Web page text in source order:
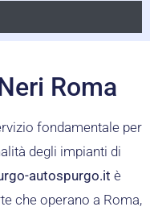
Roma
fondamentale per
degli impianti di
autospurgo.it è
che operano a Roma,